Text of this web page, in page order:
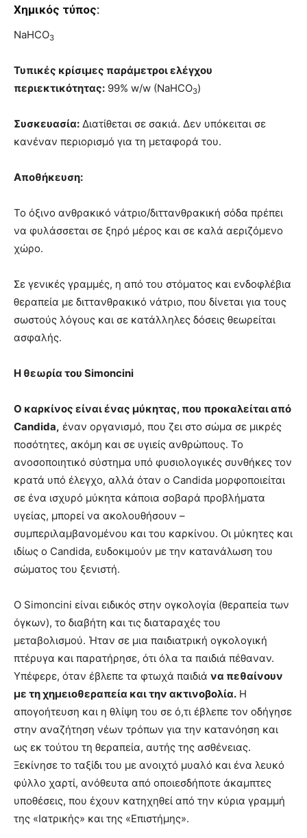
Χημικός τύπος:
NaHCO3
Τυπικές κρίσιμες παράμετροι ελέγχου
περιεκτικότητας: 99% w/w (NaHCO3)
Συσκευασία: Διατίθεται σε σακιά. Δεν υπόκειται σε
κανέναν περιορισμό για τη μεταφορά του.
Αποθήκευση:
Το όξινο ανθρακικό νάτριο/διττανθρακική σόδα πρέπει
να φυλάσσεται σε ξηρό μέρος και σε καλά αεριζόμενο
χώρο.
Σε γενικές γραμμές, η από του στόματος και ενδοφλέβια
θεραπεία με διττανθρακικό νάτριο, που δίνεται για τους
σωστούς λόγους και σε κατάλληλες δόσεις θεωρείται
ασφαλής.
Η θεωρία του Simoncini
Ο καρκίνος είναι ένας μύκητας, που προκαλείται από
Candida, έναν οργανισμό, που ζει στο σώμα σε μικρές
ποσότητες, ακόμη και σε υγιείς ανθρώπους. Το
ανοσοποιητικό σύστημα υπό φυσιολογικές συνθήκες τον
κρατά υπό έλεγχο, αλλά όταν ο Candida μορφοποιείται
σε ένα ισχυρό μύκητα κάποια σοβαρά προβλήματα
υγείας, μπορεί να ακολουθήσουν –
συμπεριλαμβανομένου και του καρκίνου. Οι μύκητες και
ιδίως ο Candida, ευδοκιμούν με την κατανάλωση του
σώματος του ξενιστή.
Ο Simoncini είναι ειδικός στην ογκολογία (θεραπεία των
όγκων), το διαβήτη και τις διαταραχές του
μεταβολισμού. Ήταν σε μια παιδιατρική ογκολογική
πτέρυγα και παρατήρησε, ότι όλα τα παιδιά πέθαναν.
Υπέφερε, όταν έβλεπε τα φτωχά παιδιά να πεθαίνουν
με τη χημειοθεραπεία και την ακτινοβολία. Η
απογοήτευση και η θλίψη του σε ό,τι έβλεπε τον οδήγησε
στην αναζήτηση νέων τρόπων για την κατανόηση και
ως εκ τούτου τη θεραπεία, αυτής της ασθένειας.
Ξεκίνησε το ταξίδι του με ανοιχτό μυαλό και ένα λευκό
φύλλο χαρτί, ανόθευτα από οποιεσδήποτε άκαμπτες
υποθέσεις, που έχουν κατηχηθεί από την κύρια γραμμή
της «Ιατρικής» και της «Επιστήμης».